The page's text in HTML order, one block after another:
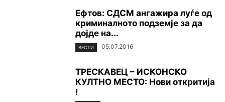
Ефтов: СДСМ ангажира луѓе од
криминалното подземје за да
дојде на...
ВЕСТИ 05.07.2016
ТРЕСКАВЕЦ – ИСКОНСКО
КУЛТНО МЕСТО: Нови откритија
!